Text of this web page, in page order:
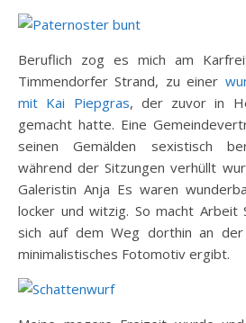
Beruflich zog es mich am
Timmendorfer Strand, zu einer
mit Kai Piepgras, der zuvor in
gemacht hatte. Eine
seinen Gemälden sexistisch
während der Sitzungen verhüllt
Galeristin Anja Es waren
locker und witzig. So macht Arbeit
sich auf dem Weg dorthin an der
minimalistisches Fotomotiv ergibt.